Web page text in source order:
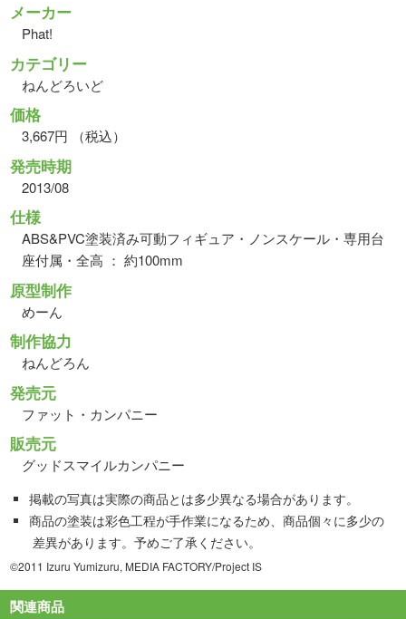
メーカー
Phat!
カテゴリー
ねんどろいど
価格
3,667円 （税込）
発売時期
2013/08
仕様
ABS&PVC塗装済み可動フィギュア・ノンスケール・専用台
座付属・全高 ： 約100mm
原型制作
めーん
制作協力
ねんどろん
発売元
ファット・カンパニー
販売元
グッドスマイルカンパニー
掲載の写真は実際の商品とは多少異なる場合があります。
商品の塗装は彩色工程が手作業になるため、商品個々に多少の
差異があります。予めご了承ください。
©2011 Izuru Yumizuru, MEDIA FACTORY/Project IS
関連商品